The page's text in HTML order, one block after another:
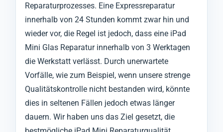
Reparaturprozesses. Eine Expressreparatur
innerhalb von 24 Stunden kommt zwar hin und
wieder vor, die Regel ist jedoch, dass eine iPad
Mini Glas Reparatur innerhalb von 3 Werktagen
die Werkstatt verlässt. Durch unerwartete
Vorfälle, wie zum Beispiel, wenn unsere strenge
Qualitätskontrolle nicht bestanden wird, könnte
dies in seltenen Fällen jedoch etwas länger
dauern. Wir haben uns das Ziel gesetzt, die